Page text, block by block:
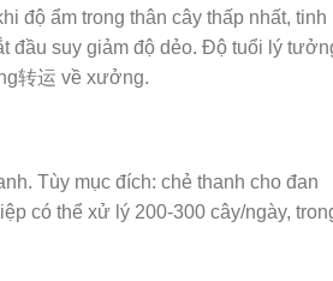
độ ẩm trong thân cây thấp nhất, tinh
đầu suy giảm độ dẻo. Độ tuổi lý
转运 về xưởng.
Tùy mục đích: chẻ thanh cho đan
có thể xử lý 200-300 cây/ngày,